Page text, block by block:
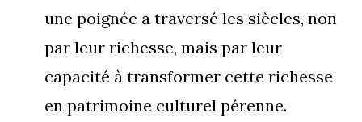
une poignée a traversé les siècles, non
par leur richesse, mais par leur
capacité à transformer cette richesse
en patrimoine culturel pérenne.